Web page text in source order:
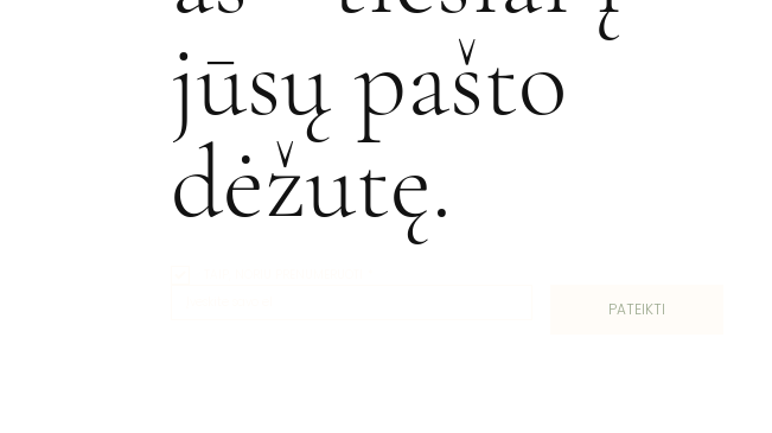
jūsų pašto
dėžutę.
PATEIKTI